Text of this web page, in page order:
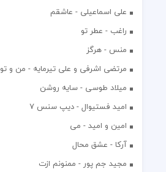
علی اسماعیلی - عاشقم
راغب - عطر تو
منس - هرگز
مرتضی اشرفی و علی تیرمایه - من و تو
میلاد طوسی - سایه روشن
اميد فستيوال - ديپ سنس ۷
امین و امید - می
آرکا - عشق محال
مجید جم پور - ممنونم ازت